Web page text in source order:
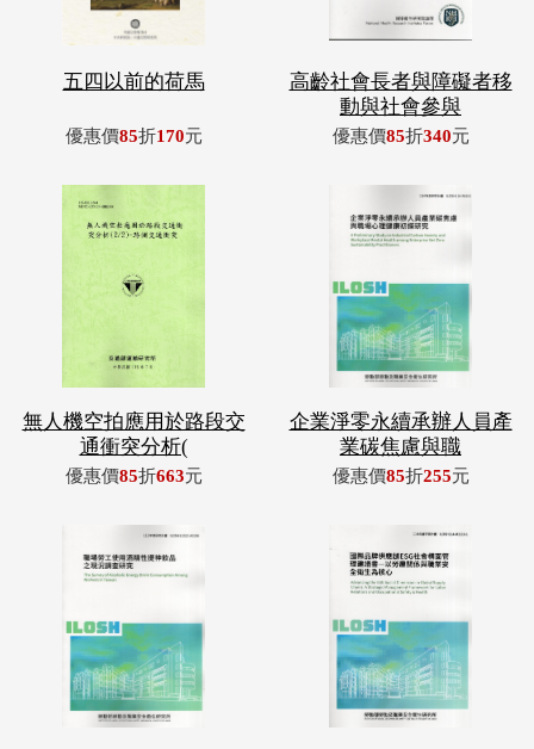
五四以前的荷馬
優惠價85折170元
高齡社會長者與障礙者移
動與社會參與
優惠價85折340元
無人機空拍應用於路段交
通衝突分析(
優惠價85折663元
企業淨零永續承辦人員產
業碳焦慮與職
優惠價85折255元